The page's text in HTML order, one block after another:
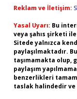
Reklam ve İletişim:
Yasal Uyarı: Bu
veya şahıs şirketi
Sitede yalnızca
paylaşılmaktadır.
taşımamakta olup,
paylaşım
benzerlikleri
taslak halindedir